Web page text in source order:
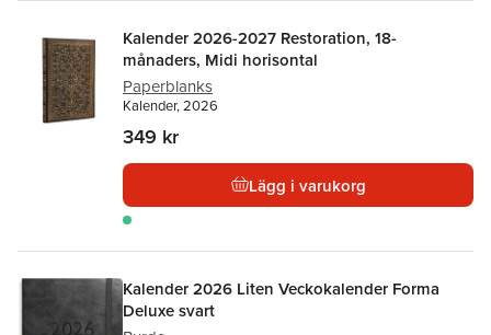
Kalender 2026-2027 Restoration, 18-
månaders, Midi horisontal
Paperblanks
Kalender, 2026
349 kr
Lägg i varukorg
Kalender 2026 Liten Veckokalender Forma
Deluxe svart